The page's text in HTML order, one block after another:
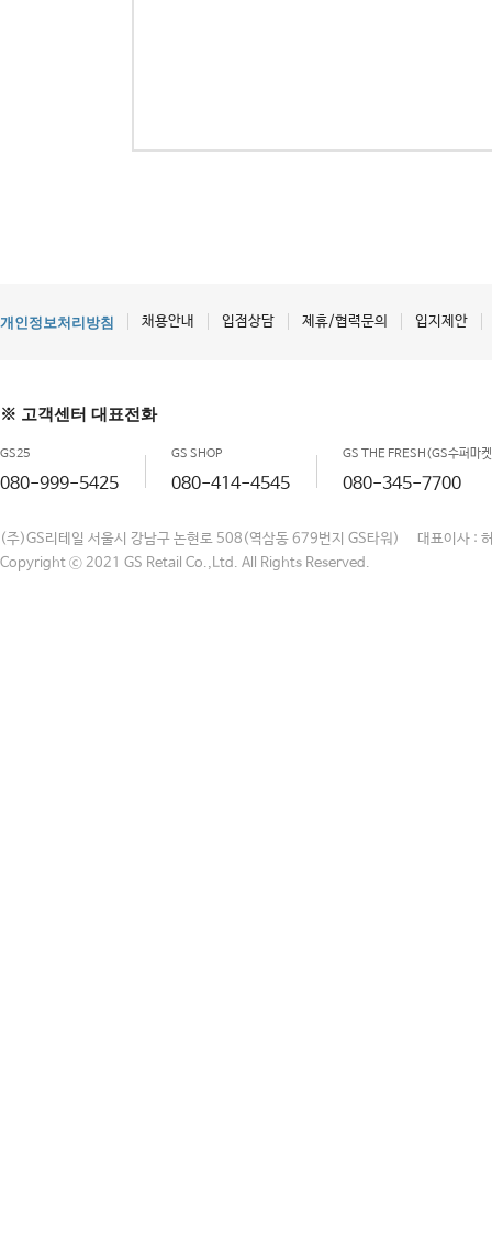
개인정보처리방침 채용안내 입점상담 제휴/협력문의 입지제안
※ 고객센터 대표전화
GS25
080-999-5425
GS SHOP
080-414-4545
GS THE FRESH(GS수퍼마
080-345-7700
(주)GS리테일 서울시 강남구 논현로 508(역삼동 679번지 GS타워) 대표이
Copyright ⓒ 2021 GS Retail Co.,Ltd. All Rights Reserved.